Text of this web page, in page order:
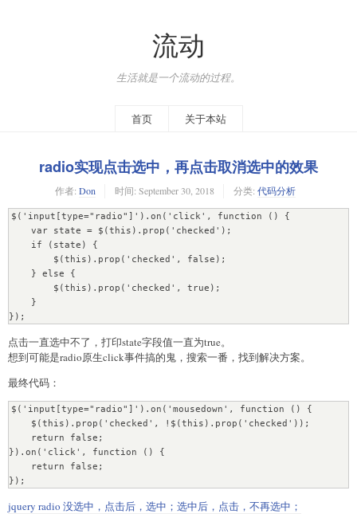
流动
生活就是一个流动的过程。
首页 关于本站
radio实现点击选中，再点击取消选中的效果
作者: Don 时间: September 30, 2018 分类: 代码分析
$('input[type="radio"]').on('click', function () {
});
点击一直选中不了，打印state字段值一直为true。
想到可能是radio原生click事件搞的鬼，搜索一番，找到解决方案。
最终代码：
$('input[type="radio"]').on('mousedown', function () {
}).on('click', function () {
});
jquery radio 没选中，点击后，选中；选中后，点击，不再选中；